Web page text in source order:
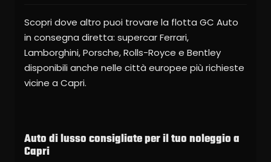
Scopri dove altro puoi trovare la flotta GC Auto
in consegna diretta: supercar Ferrari,
Lamborghini, Porsche, Rolls-Royce e Bentley
disponibili anche nelle città europee più richieste
vicine a Capri.
Auto di lusso consigliate per il tuo noleggio a
Capri